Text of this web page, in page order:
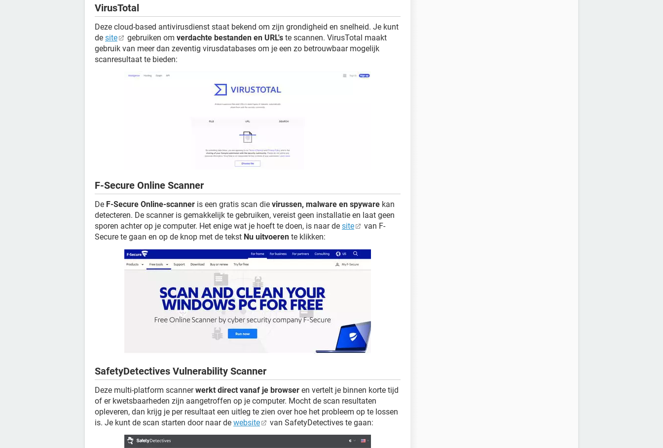
VirusTotal
Deze cloud-based antivirusdienst staat bekend om zijn grondigheid en snelheid. Je kunt
de site gebruiken om verdachte bestanden en URL's te scannen. VirusTotal maakt
gebruik van meer dan zeventig virusdatabases om je een zo betrouwbaar mogelijk
scanresultaat te bieden:
F-Secure Online Scanner
De F-Secure Online-scanner is een gratis scan die virussen, malware en spyware kan
detecteren. De scanner is gemakkelijk te gebruiken, vereist geen installatie en laat geen
sporen achter op je computer. Het enige wat je hoeft te doen, is naar de site
van F-
Secure te gaan en op de knop met de tekst Nu uitvoeren te klikken:
SafetyDetectives Vulnerability Scanner
Deze multi-platform scannerwerkt direct vanaf je browser en vertelt je binnen korte tijd
of er kwetsbaarheden zijn aangetroffen op je computer. Mocht de scan resultaten
opleveren, dan krijg je per resultaat een uitleg te zien over hoe het probleem op te lossen
is. Je kunt de scan starten door naar de website van SafetyDetectives te gaan: